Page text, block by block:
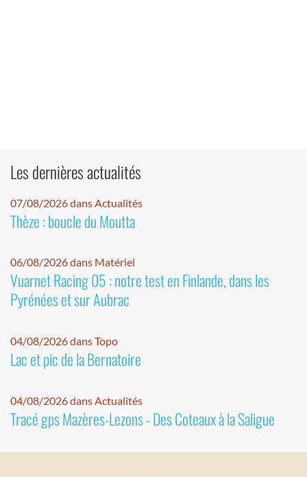
Les dernières actualités
07/08/2026 dans Actualités
Thèze : boucle du Moutta
06/08/2026 dans Matériel
Vuarnet Racing 05 : notre test en Finlande, dans les
Pyrénées et sur Aubrac
04/08/2026 dans Topo
Lac et pic de la Bernatoire
04/08/2026 dans Actualités
Tracé gps Mazères-Lezons - Des Coteaux à la Saligue